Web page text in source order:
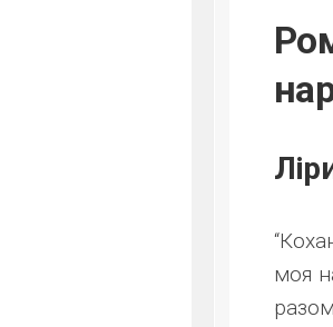
моя